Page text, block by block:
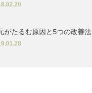
がたるむ原因と5つの改善法